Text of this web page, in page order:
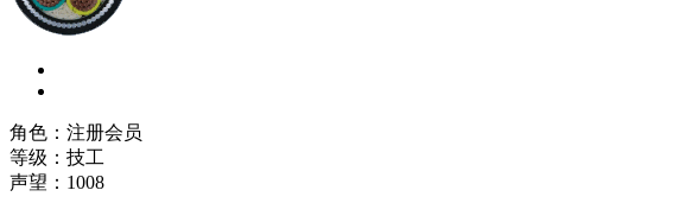
角色：注册会员
等级：技工
声望： 1008